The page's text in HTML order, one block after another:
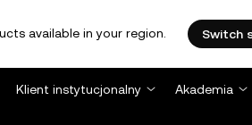
available in your region. Switch
Klient instytucjonalny Akademia